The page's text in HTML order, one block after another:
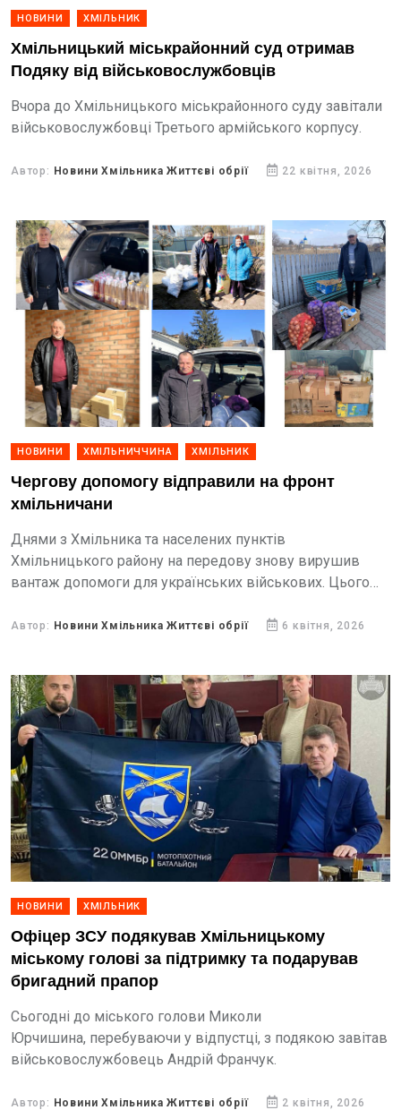
НОВИНИ ХМІЛЬНИК
Хмільницький міськрайонний суд отримав
Подяку від військовослужбовців
Вчора до Хмільницького міськрайонного суду завітали
військовослужбовці Третього армійського корпусу.
Автор: Новини Хмільника Життєві обрії 22 квітня, 2026
НОВИНИ ХМІЛЬНИЧЧИНА ХМІЛЬНИК
Чергову допомогу відправили на фронт
хмільничани
Днями з Хмільника та населених пунктів
Хмільницького району на передову знову вирушив
вантаж допомоги для українських військових. Цього
оперативно-тактичного об’єднання Сухопутних військ та
Автор: Новини Хмільника Життєві обрії 6 квітня, 2026
НОВИНИ ХМІЛЬНИК
Офіцер ЗСУ подякував Хмільницькому
міському голові за підтримку та подарував
бригадний прапор
Сьогодні до міського голови Миколи
Юрчишина, перебуваючи у відпустці, з подякою завітав
військовослужбовець Андрій Франчук.
Автор: Новини Хмільника Життєві обрії 2 квітня, 2026